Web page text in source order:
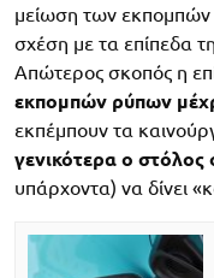
μείωση των
σχέση με τα επίπεδα
Απώτερος σκοπός η
εκπομπών ρύπων
εκπέμπουν τα
γενικότερα ο
υπάρχοντα) να δίνει